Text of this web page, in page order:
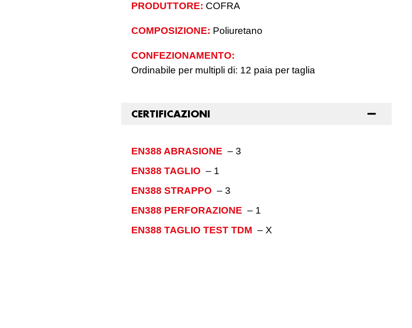
PRODUTTORE: COFRA
COMPOSIZIONE: Poliuretano
CONFEZIONAMENTO:
Ordinabile per multipli di: 12 paia per taglia
CERTIFICAZIONI
EN388 ABRASIONE –3
EN388 TAGLIO – 1
EN388 STRAPPO –3
EN388 PERFORAZIONE – 1
EN388 TAGLIO TEST TDM –X